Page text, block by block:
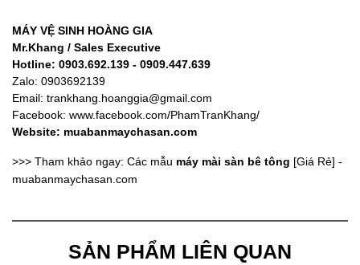
MÁY VỆ SINH HOÀNG GIA
Mr.Khang / Sales Executive
Hotline: 0903.692.139 - 0909.447.639
Zalo: 0903692139
Email: trankhang.hoanggia@gmail.com
Facebook: www.facebook.com/PhamTranKhang/
Website: muabanmaychasan.com
>>> Tham khảo ngay: Các mẫu máy mài sàn bê tông [Giá Rẻ] -
muabanmaychasan.com
SẢN PHẨM LIÊN QUAN